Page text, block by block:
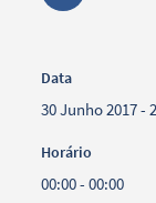
Data
30 Junho 2017 -
Horário
00:00 - 00:00